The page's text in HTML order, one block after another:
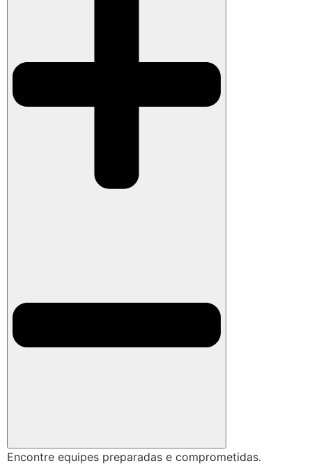
Encontre equipes preparadas e comprometidas.